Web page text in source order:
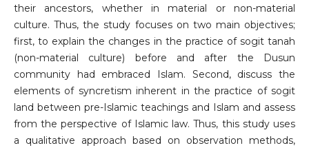
their ancestors, whether in material or non-material
culture. Thus, the study focuses on two main objectives;
first, to explain the changes in the practice of sogit tanah
(non-material culture) before and after the Dusun
community had embraced Islam. Second, discuss the
elements of syncretism inherent in the practice of sogit
land between pre-Islamic teachings and Islam and assess
from the perspective of Islamic law. Thus, this study uses
a qualitative approach based on observation methods,